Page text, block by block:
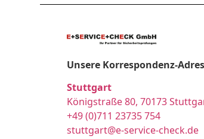
Unsere Korrespondenz-
Stuttgart
Königstraße 80, 70173
+49 (0)711 23735 754
stuttgart@e-service-check.de